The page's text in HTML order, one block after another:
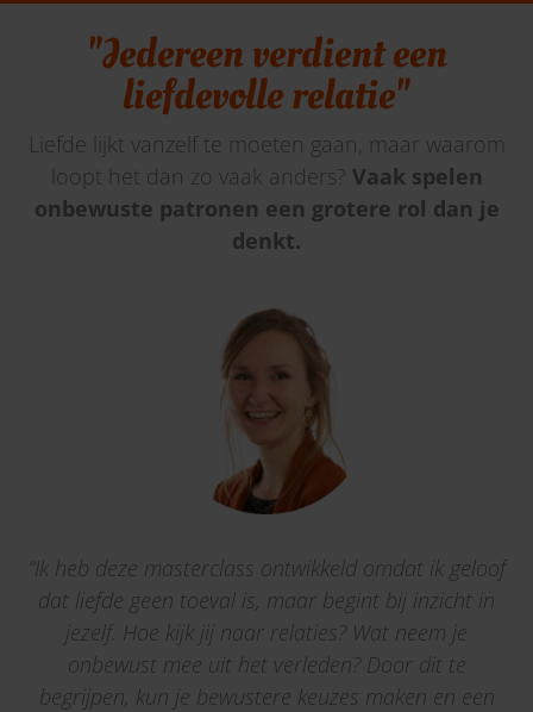
"Iedereen verdient een
liefdevolle relatie"
Liefde lijkt vanzelf te moeten gaan, maar waarom
loopt het dan zo vaak anders? Vaak spelen
onbewuste patronen een grotere rol dan je
denkt.
“Ik heb deze masterclass ontwikkeld omdat ik geloof
dat liefde geen toeval is, maar begint bij inzicht in
jezelf. Hoe kijk jij naar relaties? Wat neem je
onbewust mee uit het verleden? Door dit te
begrijpen, kun je bewustere keuzes maken en een